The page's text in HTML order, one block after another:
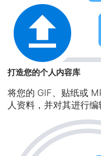
打造您的个人内容库
将您的 GIF、贴纸或
人资料，并对其进行